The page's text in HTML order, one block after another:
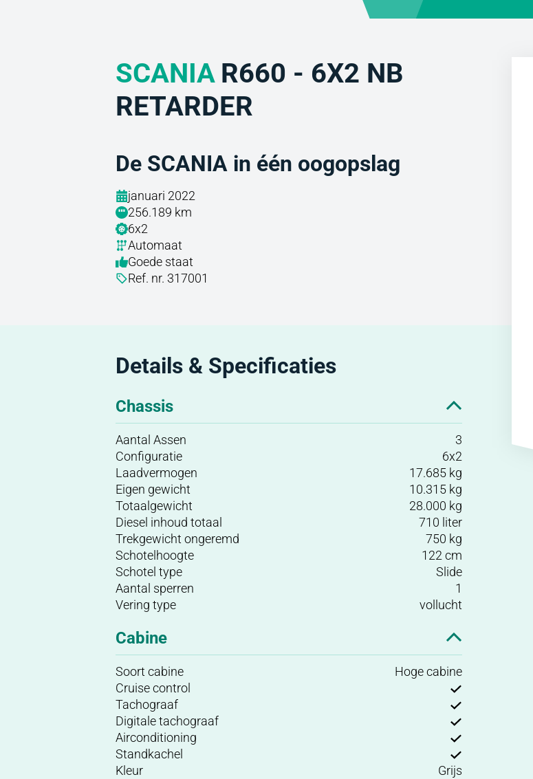
SCANIA R660 - 6X2 NB
RETARDER
De SCANIA in één oogopslag
januari 2022
256.189 km
6x2
Automaat
Goede staat
Ref. nr. 317001
Details & Specificaties
Chassis
Aantal Assen
3
Configuratie
6x2
Laadvermogen
17.685 kg
Eigen gewicht
10.315 kg
Totaalgewicht
28.000 kg
Diesel inhoud totaal
710 liter
Trekgewicht ongeremd
750 kg
Schotelhoogte
122 cm
Schotel type
Slide
Aantal sperren
1
Vering type
vollucht
Cabine
Soort cabine
Hoge cabine
Cruise control
Tachograaf
Digitale tachograaf
Airconditioning
Standkachel
Kleur
Grijs